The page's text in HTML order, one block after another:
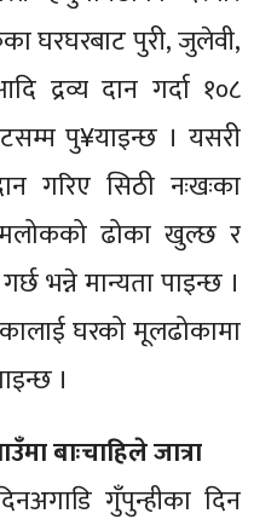
घरघरबाट पुरी, जुलेवी,
दान गर्दा १०८
पु¥याइन्छ । यसरी
गरिए सिठी नःखःका
ढोका खुल्छ र
भन्ने मान्यता पाइन्छ ।
घरको मूलढोकामा
।
बाःचाहिले जात्रा
गुँपुन्हीका दिन